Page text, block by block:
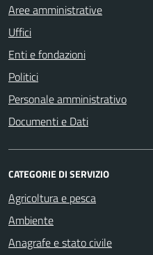
Aree amministrative
Uffici
Enti e fondazioni
Politici
Personale amministrativo
Documenti e Dati
CATEGORIE DI SERVIZIO
Agricoltura e pesca
Ambiente
Anagrafe e stato civile